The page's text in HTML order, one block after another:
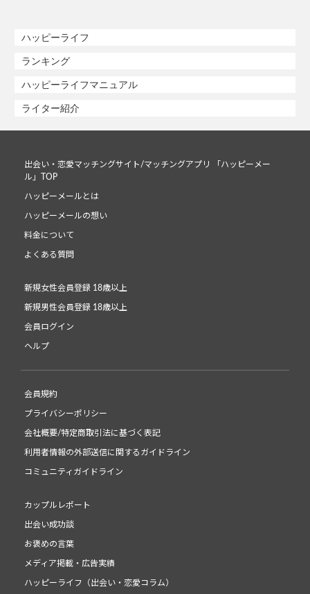
ハッピーライフ
ランキング
ハッピーライフマニュアル
ライター紹介
出会い・恋愛マッチングサイト/マッチングアプリ 「ハッピーメー
ル」TOP
ハッピーメールとは
ハッピーメールの想い
料金について
よくある質問
新規女性会員登録 18歳以上
新規男性会員登録 18歳以上
会員ログイン
ヘルプ
会員規約
プライバシーポリシー
会社概要/特定商取引法に基づく表記
利用者情報の外部送信に関するガイドライン
コミュニティガイドライン
カップルレポート
出会い成功談
お褒めの言葉
メディア掲載・広告実績
ハッピーライフ（出会い・恋愛コラム）